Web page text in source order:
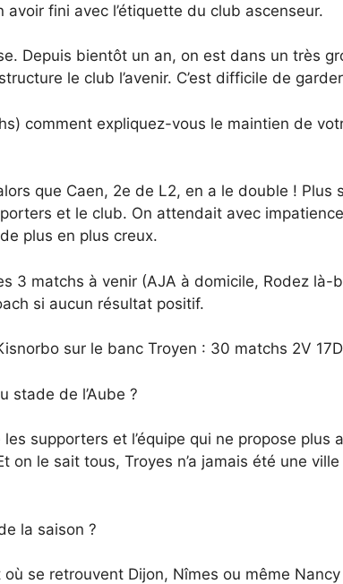
avoir fini avec l’étiquette du club ascenseur.
Depuis bientôt un an, on est dans un très
le club l’avenir. C’est difficile de
comment expliquez-vous le maintien de
que Caen, 2e de L2, en a le double !
et le club. On attendait avec
plus en plus creux.
3 matchs à venir (AJA à domicile, Rodez là-
si aucun résultat positif.
sur le banc Troyen : 30 matchs 2V 17D
stade de l’Aube ?
supporters et l’équipe qui ne propose plus
le sait tous, Troyes n’a jamais été une
la saison ?
se retrouvent Dijon, Nîmes ou même